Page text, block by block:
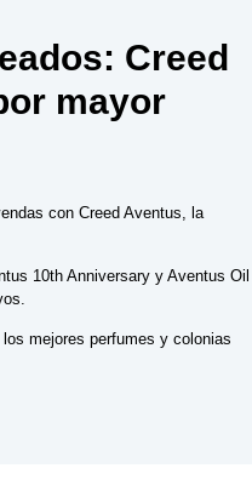
Creed
mayor
con Creed Aventus, la
10th Anniversary y Aventus Oil
mejores perfumes y colonias